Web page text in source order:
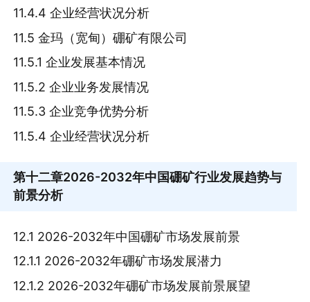
11.4.4 企业经营状况分析
11.5 金玛（宽甸）硼矿有限公司
11.5.1 企业发展基本情况
11.5.2 企业业务发展情况
11.5.3 企业竞争优势分析
11.5.4 企业经营状况分析
第十二章2026-2032年中国硼矿行业发展趋势与
前景分析
12.1 2026-2032年中国硼矿市场发展前景
12.1.1 2026-2032年硼矿市场发展潜力
12.1.2 2026-2032年硼矿市场发展前景展望